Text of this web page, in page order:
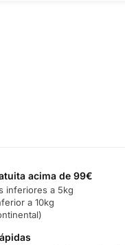
acima de 99€
inferiores a 5kg
a 10kg